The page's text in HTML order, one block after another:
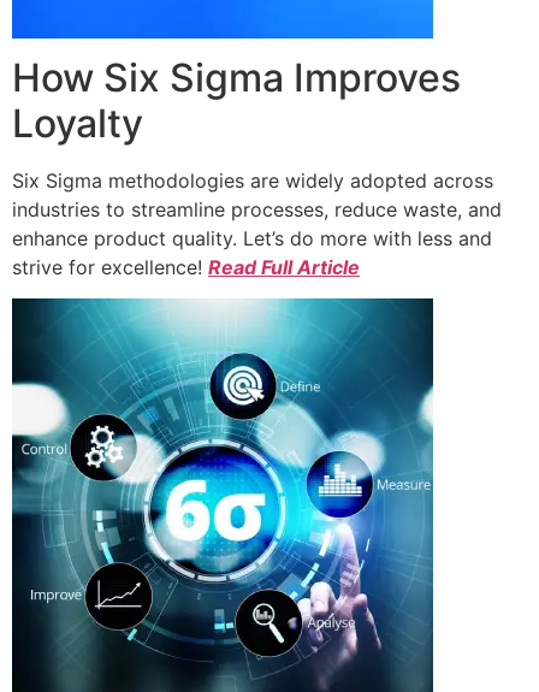
How Six Sigma Improves
Loyalty
Six Sigma methodologies are widely adopted across
industries to streamline processes, reduce waste, and
enhance product quality. Let’s do more with less and
strive for excellence! Read Full Article